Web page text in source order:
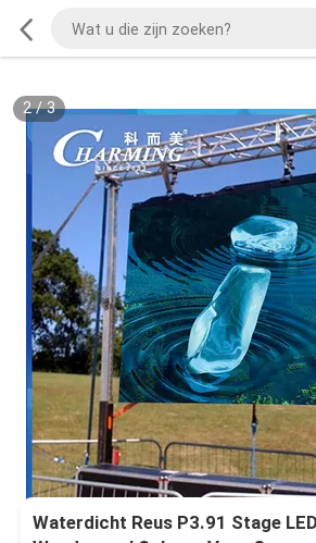
2/3
Waterdicht Reus P3.91 Stage